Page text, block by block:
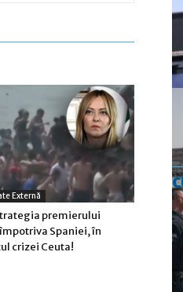
Externă
premierului
Spaniei, în
crizei Ceuta!